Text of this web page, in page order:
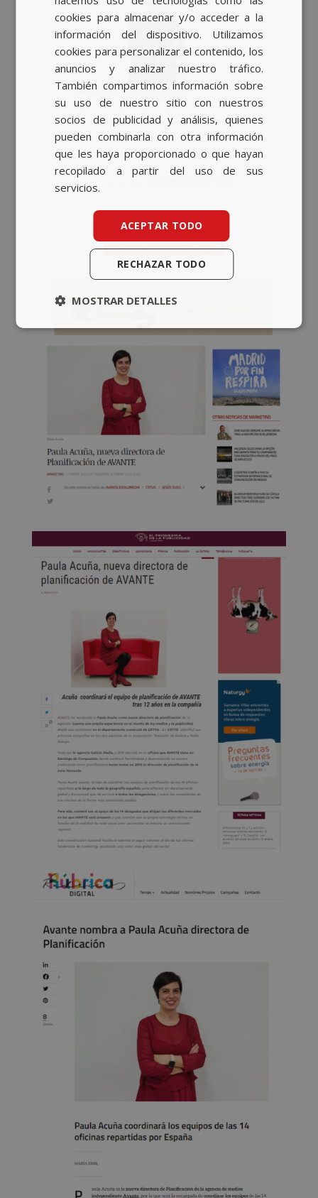
ENGLISH
cookies para almacenar y/o acceder a la
información del dispositivo. Utilizamos
cookies para personalizar el contenido, los
anuncios y analizar nuestro tráfico.
También compartimos información sobre
su uso de nuestro sitio con nuestros
socios de publicidad y análisis, quienes
pueden combinarla con otra información
que les haya proporcionado o que hayan
recopilado a partir del uso de sus
servicios.
ACEPTAR TODO
RECHAZAR TODO
MOSTRAR DETALLES